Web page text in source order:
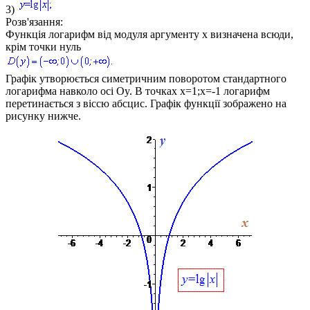
3)
Розв'язання:
Функція логарифм від модуля аргументу x визначена всюди,
крім точки нуль
Графік утворюється симетричним поворотом стандартного
логарифма навколо осі Oy. В точках x=1;x=-1 логарифм
перетинається з віссю абсцис. Графік функції зображено на
рисунку нижче.